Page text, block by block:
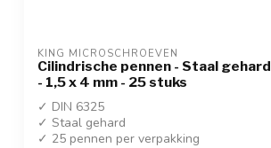
KING MICROSCHROEVEN
Cilindrische pennen - Staal gehard
- 1,5 x 4 mm - 25 stuks
✓ DIN 6325
✓ Staal gehard
✓ 25 pennen per verpakking